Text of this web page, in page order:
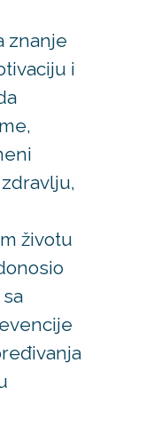
znanje
i
životu